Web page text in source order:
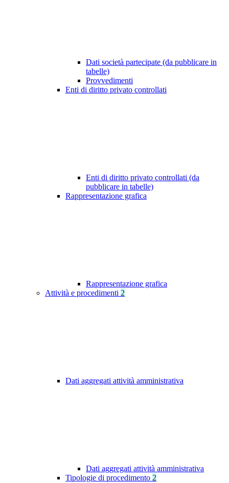
Dati società partecipate (da pubblicare in
tabelle)
Provvedimenti
Enti di diritto privato controllati
Enti di diritto privato controllati (da
pubblicare in tabelle)
Rappresentazione grafica
Rappresentazione grafica
Attività e procedimenti 2
Dati aggregati attività amministrativa
Dati aggregati attività amministrativa
Tipologie di procedimento 2